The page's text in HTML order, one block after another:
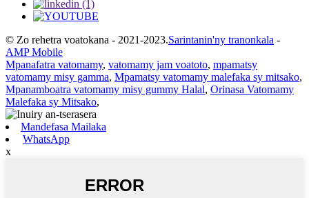
© Zo rehetra voatokana - 2021-2023.Sarintanin'ny tranonkala -
AMP Mobile
Mpanafatra vatomamy, vatomamy jam voatoto, mpamatsy
vatomamy misy gamma, Mpamatsy vatomamy malefaka sy mitsako,
Mpanamboatra vatomamy misy gummy Halal, Orinasa Vatomamy
Malefaka sy Mitsako,
Mandefasa Mailaka
WhatsApp
x